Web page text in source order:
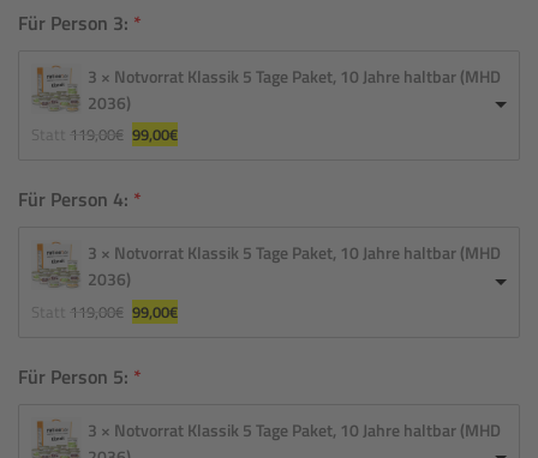
119,00€
Für Person 3:
3 × Notvorrat Klassik 5 Tage Paket, 10 Jahre haltbar (MHD
2036)
Statt 119,00€ Ursprünglicher
Preis
119,00€
99,00€Aktueller
Preis
Für Person 4:
3 × Notvorrat Klassik 5 Tage Paket, 10 Jahre haltbar (MHD
2036)
Statt 119,00€ Ursprünglicher
Preis
119,00€
99,00€Aktueller
Preis
Für Person 5:
3 × Notvorrat Klassik 5 Tage Paket, 10 Jahre haltbar (MHD